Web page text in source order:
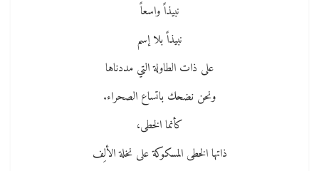
نبيذاً واسعاً
نبيذاً بلا إسم
على ذات الطاولة التي مددناها
ونحن نضحك باتساع الصحراء.
كأنما الخطى،
ذاتها الخطى المسكوكة على نخلة الألِف